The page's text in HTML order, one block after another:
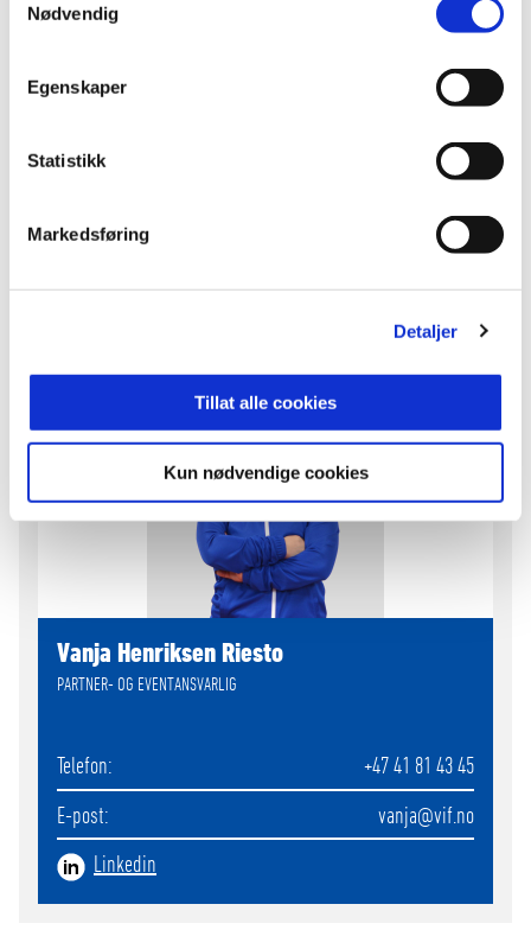
Nødvendig
Egenskaper
Statistikk
Markedsføring
Detaljer
Tillat alle cookies
Kun nødvendige cookies
Veronika Paulman
+47 99 21 28 20
Vanja Henriksen Riesto
PARTNER- OG EVENTANSVARLIG
Telefon
+47 41 81 43 45
E-post
vanja@vif.no
Linkedin